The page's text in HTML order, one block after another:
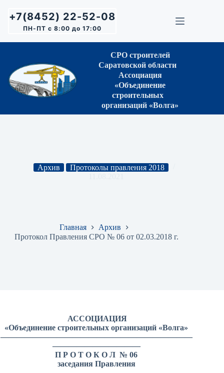
сути+7(8452) 22-52-08
ПН-ПТ с 8:00 до 17:00
СРО строителей
Саратовской области
Ассоциация
«Объединение
строительных
организаций «Волга»
Архив
Протоколы правления 2018
Главная
Архив
Протокол Правления СРО № 06 от 02.03.2018 г.
АССОЦИАЦИЯ
«Объединение строительных организаций «Волга»
————————————————————————
———————————
П Р О Т О К О Л № 06
заседания Правления